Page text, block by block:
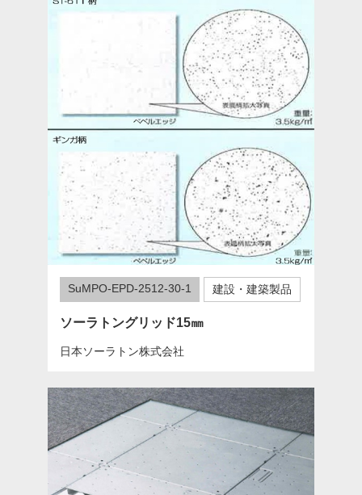
SuMPO-EPD-2512-30-1 建設・建築製品
ソーラトングリッド15㎜
日本ソーラトン株式会社